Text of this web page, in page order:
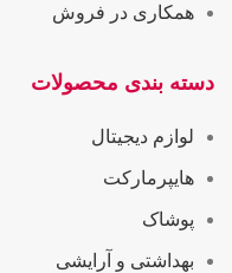
همکاری در فروش
دسته بندی محصولات
لوازم دیجیتال
هایپرمارکت
پوشاک
بهداشتی و آرایشی